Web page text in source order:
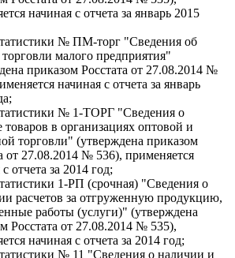
начиная с отчета за январь 2015
№ ПМ-торг "Сведения об
торговли малого предприятия"
приказом Росстата от 27.08.2014 №
начиная с отчета за январь
№ 1-ТОРГ "Сведения о
товаров в организациях оптовой и
торговли" (утверждена приказом
от 27.08.2014 № 536), применяется
отчета за 2014 год;
1-РП (срочная) "Сведения о
расчетов за отгруженную продукцию,
работы (услуги)" (утверждена
Росстата от 27.08.2014 № 535),
начиная с отчета за 2014 год;
№ 11 "Сведения о наличии и